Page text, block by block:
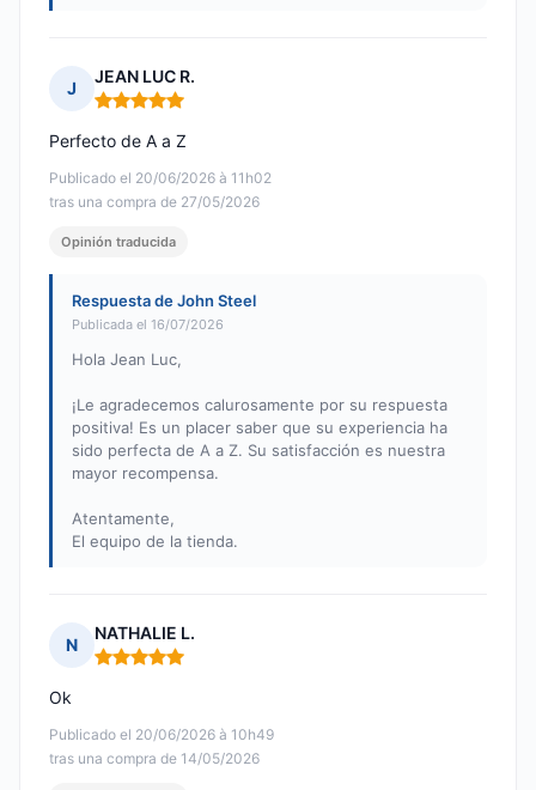
J
JEAN LUC R.
Nota: 5 de 5
Publicado el 20/06/2026 à 11h02
tras una compra de 27/05/2026
Perfecto de A a Z
Opinión traducida
Respuesta de John Steel
Publicada el 16/07/2026
Hola Jean Luc,
¡Le agradecemos calurosamente por su respuesta
positiva! Es un placer saber que su experiencia ha
sido perfecta de A a Z. Su satisfacción es nuestra
mayor recompensa.
Atentamente,
El equipo de la tienda.
N
NATHALIE L.
Nota: 5 de 5
Publicado el 20/06/2026 à 10h49
tras una compra de 14/05/2026
Ok